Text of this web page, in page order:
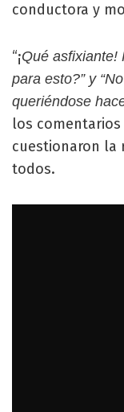
conductora y
“¡Qué asfixiante!
para esto?” y
queriéndose
los
cuestionaron la
todos.